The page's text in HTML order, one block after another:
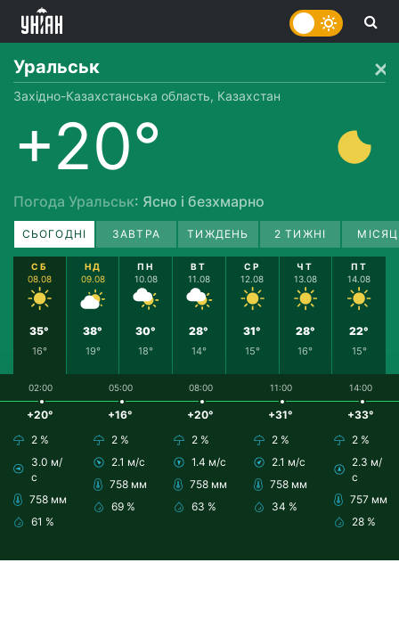
Уральськ
Західно-Казахстанська область, Казахстан
+20°
Погода Уральськ: Ясно і безхмарно
СЬОГОДНІ ЗАВТРА ТИЖДЕНЬ 2 ТИЖНІ
СБ
08.08
35°
16°
НД
09.08
38°
19°
ПН
10.08
30°
18°
ВТ
11.08
28°
14°
СР
12.08
31°
15°
ЧТ
13.08
28°
16°
ПТ
14.08
22°
15°
02:00
+20°
2 %
3.0 м/
с
758 мм
61 %
05:00
+16°
2 %
2.1 м/с
758 мм
69 %
08:00
+20°
2 %
1.4 м/с
758 мм
63 %
11:00
+31°
2 %
2.1 м/с
758 мм
34 %
14:00
+33°
2 %
2.3 м/
с
757 мм
28 %